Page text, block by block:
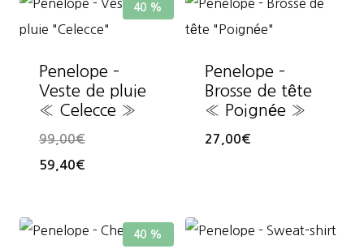
40 %
Penelope –
Veste de pluie
« Celecce »
99,00€
59,40€
Penelope –
Brosse de tête
« Poignée »
27,00€
40 %